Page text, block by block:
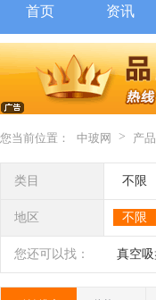
首页 资讯
您当前位置： 中玻网 > 产品
类目 不限
轮
石英
地区 不限
南
您还可以找： 真空吸